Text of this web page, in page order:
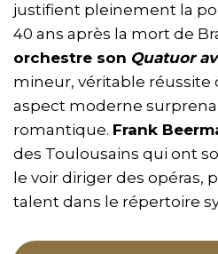
justifient pleinement la
40 ans après la mort de
orchestre son Quatuor
mineur, véritable réussite
aspect moderne
romantique. Frank
des Toulousains qui ont
le voir diriger des opéras,
talent dans le répertoire